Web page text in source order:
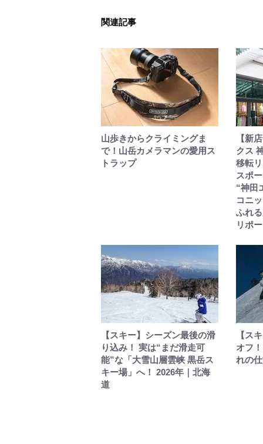
関連記事
山歩きからクライミングま
で！山岳カメラマンの愛用ス
トラップ
【新
クス
移転
スポ
“神田
コニ
ふれ
リポー
【スキー】シーズン最後の滑
り込み！ 実は“まだ滑走可
能”な「大雪山層雲峡 黒岳ス
キー場」へ！ 2026年｜北海
道
【ス
オフ
れの